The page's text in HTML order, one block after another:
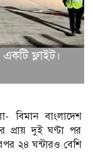
ফ্লাইট।
বিমান বাংলাদেশ
প্রায় দুই ঘণ্টা পর
২৪ ঘন্টারও বেশি